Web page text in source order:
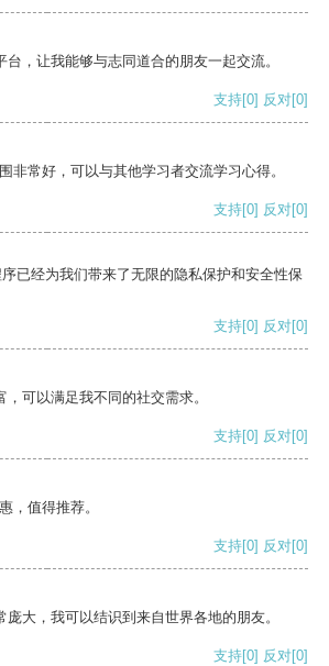
，让我能够与志同道合的朋友一起交流。
支持[0] 反对[0]
非常好，可以与其他学习者交流学习心得。
支持[0] 反对[0]
已经为我们带来了无限的隐私保护和安全性保
支持[0] 反对[0]
可以满足我不同的社交需求。
支持[0] 反对[0]
，值得推荐。
支持[0] 反对[0]
大，我可以结识到来自世界各地的朋友。
支持[0] 反对[0]